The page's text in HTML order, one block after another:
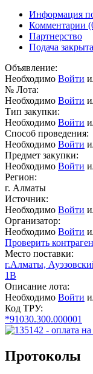
Информация
Комментарии
Партнерство
Подача закрыта
Объявление:
Необходимо Войти
№ Лота:
Необходимо Войти
Тип закупки:
Необходимо Войти
Способ проведения:
Необходимо Войти
Предмет закупки:
Необходимо Войти
Регион:
г. Алматы
Источник:
Необходимо Войти
Организатор:
Необходимо Войти
Проверить
Место поставки:
г.Алматы,
1В
Описание лота:
Необходимо Войти
Код ТРУ:
*91030.300.000001
Протоколы